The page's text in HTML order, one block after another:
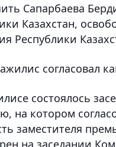
Сапарбаева
Казахстан,
Республики
согласовал
состоялось
на котором
заместителя
на заседании